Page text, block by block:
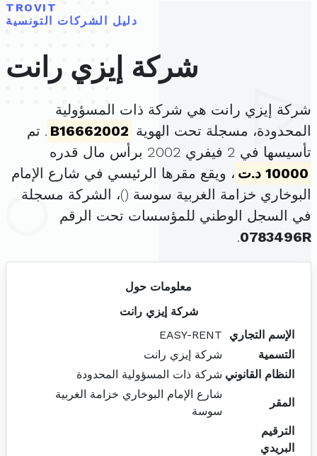
TROVIT
دليل الشركات التونسية
شركة إيزي رانت
شركة إيزي رانت هي شركة ذات المسؤولية
المحدودة، مسجلة تحت الهوية B16662002 . تم
تأسيسها في 2 فيفري 2002 برأس مال قدره
10000 د.ت
، ويقع مقرها الرئيسي في شارع الإمام
البوخاري خزامة الغربية سوسة ()، الشركة مسجلة
في السجل الوطني للمؤسسات تحت الرقم
0783496R
.
معلومات حول
شركة إيزي رانت
الإسم التجاري
EASY-RENT
التسمية
شركة إيزي رانت
النظام القانوني شركة ذات المسؤولية المحدودة
المقر
شارع الإمام البوخاري خزامة الغربية
سوسة
الترقيم
البريدي